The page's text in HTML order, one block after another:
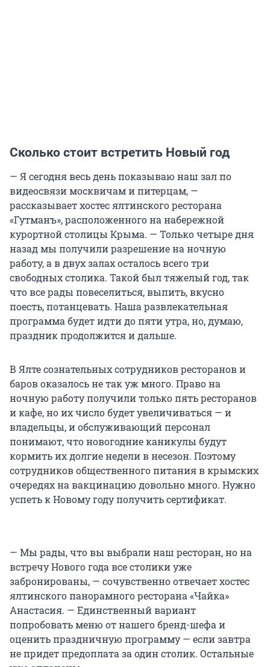
Сколько стоит встретить Новый год
— Я сегодня весь день показываю наш зал по
видеосвязи москвичам и питерцам, —
рассказывает хостес ялтинского ресторана
«Гутманъ», расположенного на набережной
курортной столицы Крыма. — Только четыре дня
назад мы получили разрешение на ночную
работу, а в двух залах осталось всего три
свободных столика. Такой был тяжелый год, так
что все рады повеселиться, выпить, вкусно
поесть, потанцевать. Наша развлекательная
программа будет идти до пяти утра, но, думаю,
праздник продолжится и дальше.
В Ялте сознательных сотрудников ресторанов и
баров оказалось не так уж много. Право на
ночную работу получили только пять ресторанов
и кафе, но их число будет увеличиваться — и
владельцы, и обслуживающий персонал
понимают, что новогодние каникулы будут
кормить их долгие недели в несезон. Поэтому
сотрудников общественного питания в крымских
очередях на вакцинацию довольно много. Нужно
успеть к Новому году получить сертификат.
— Мы рады, что вы выбрали наш ресторан, но на
встречу Нового года все столики уже
забронированы, — сочувственно отвечает хостес
ялтинского панорамного ресторана «Чайка»
Анастасия. — Единственный вариант
попробовать меню от нашего бренд-шефа и
оценить праздничную программу — если завтра
не придет предоплата за один столик. Остальные